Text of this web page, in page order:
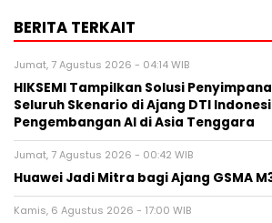
BERITA TERKAIT
Jumat, 7 Agustus 2026 - 04:14 WIB
HIKSEMI Tampilkan Solusi
Seluruh Skenario di Ajang DTI
Pengembangan AI di Asia Tenggara
Jumat, 7 Agustus 2026 - 00:42 WIB
Huawei Jadi Mitra bagi Ajang GSMA
Kamis, 6 Agustus 2026 - 17:00 WIB